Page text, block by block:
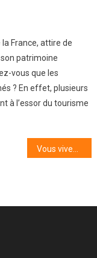
France, attire de
patrimoine
vous que les
? En effet, plusieurs
à l’essor du tourisme
Vous vivez en appartement, voici un Top 10 des meilleures races de chiens d’appartement